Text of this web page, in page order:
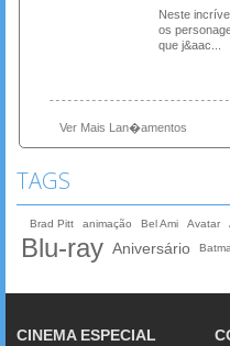
Neste
os
que j&aac...
Ver Mais Lan�amentos
TAGS
Brad Pitt animação Bel Ami Avatar
Blu-ray Aniversário
CINEMA ESPECIAL